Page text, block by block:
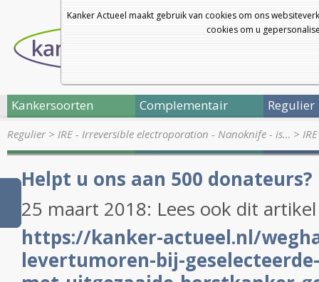
Kanker Actueel maakt gebruik van cookies om ons
cookies om u
Kankersoorten Complementair Regulier
Regulier> IRE - Irreversible electroporation - Nanoknife - is… >
Helpt u ons aan 500 donateurs?
25 maart 2018: Lees ook dit
https://kanker-actueel.nl/
levertumoren-bij-